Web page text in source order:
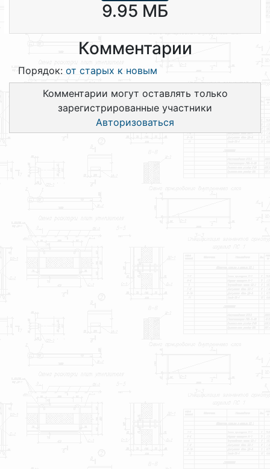
9.95 МБ
Комментарии
Порядок: от старых к новым
Комментарии могут оставлять только
зарегистрированные участники
Авторизоваться